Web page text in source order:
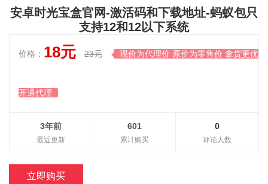
安卓时光宝盒官网-激活码和下载地址-蚂蚁包只
支持12和12以下系统
价格： 18元 23元  现价为代理价 原价为零售价 拿货更优惠
开通代理
0
评论人数
601
累计购买
3年前
最近更新
立即购买